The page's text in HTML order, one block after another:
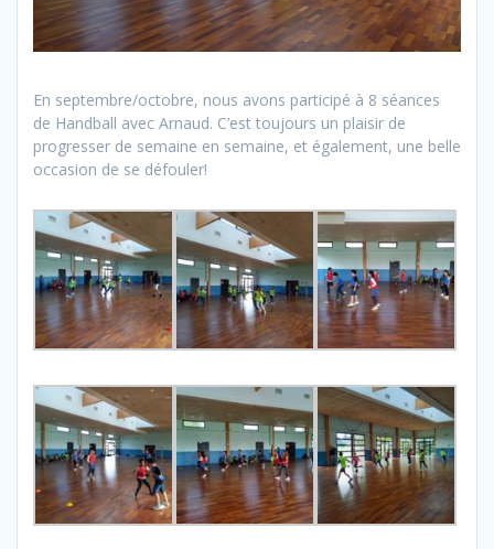
En septembre/octobre, nous avons participé à 8 séances
de Handball avec Arnaud. C’est toujours un plaisir de
progresser de semaine en semaine, et également, une belle
occasion de se défouler!